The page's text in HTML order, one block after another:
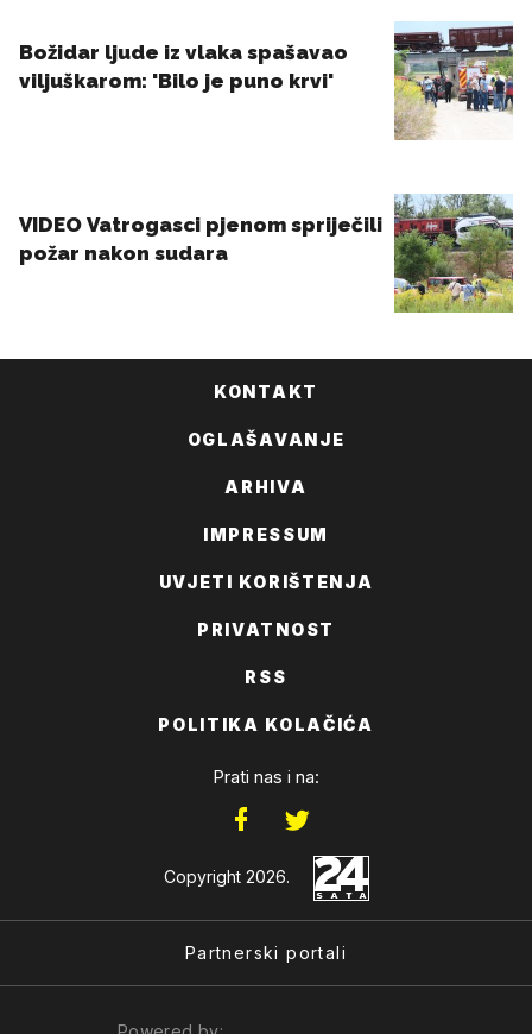
KONTAKT
OGLAŠAVANJE
ARHIVA
IMPRESSUM
UVJETI KORIŠTENJA
PRIVATNOST
RSS
POLITIKA KOLAČIĆA
Prati nas i na:
Copyright 2026.
Partnerski portali